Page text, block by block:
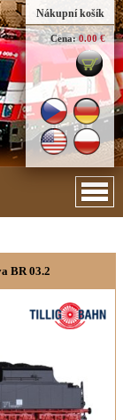
Nákupní košík
Cena: 0.00 €
BR 03.2